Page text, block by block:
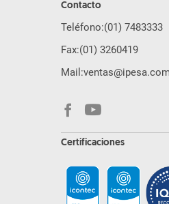
Contacto
Teléfono:(01) 7483333
Fax:(01) 3260419
Mail:
Certificaciones